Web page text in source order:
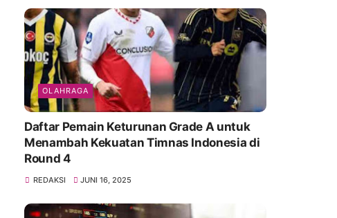
OLAHRAGA
Daftar Pemain Keturunan Grade A untuk
Menambah Kekuatan Timnas Indonesia di
Round 4
REDAKSI JUNI 16, 2025